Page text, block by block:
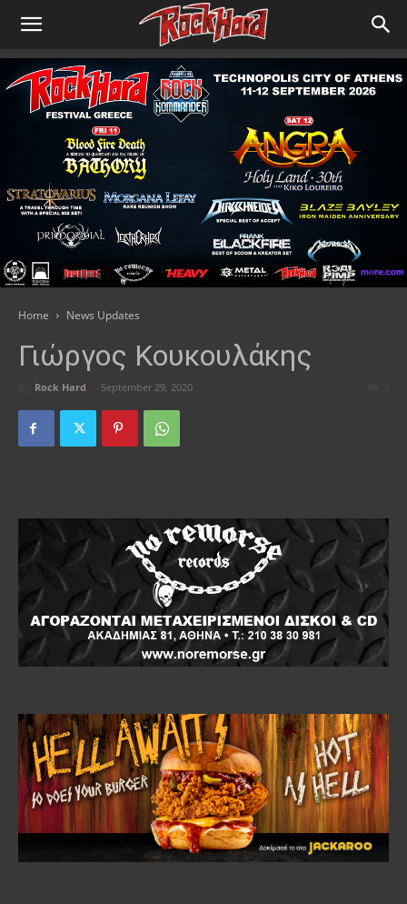
Home News Updates
Γιώργος Κουκουλάκης
Rock Hard September 29, 2020